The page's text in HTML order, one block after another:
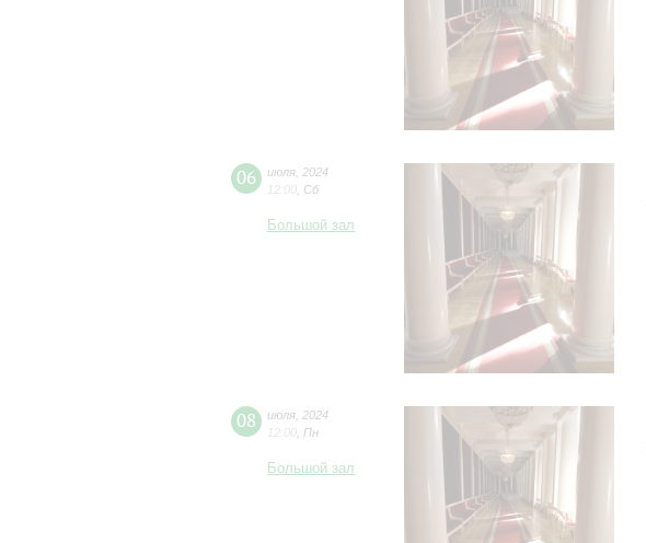
06 июля 2024
12:00 Сб
Большой зал
08 июля 2024
12:00 Пн
Большой зал